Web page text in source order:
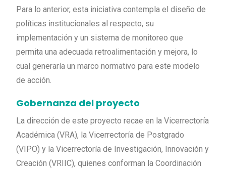
Para lo anterior, esta iniciativa contempla el diseño de
políticas institucionales al respecto, su
implementación y un sistema de monitoreo que
permita una adecuada retroalimentación y mejora, lo
cual generaría un marco normativo para este modelo
de acción.
Gobernanza del proyecto
La dirección de este proyecto recae en la Vicerrectoría
Académica (VRA), la Vicerrectoría de Postgrado
(VIPO) y la Vicerrectoría de Investigación, Innovación y
Creación (VRIIC), quienes conforman la Coordinación